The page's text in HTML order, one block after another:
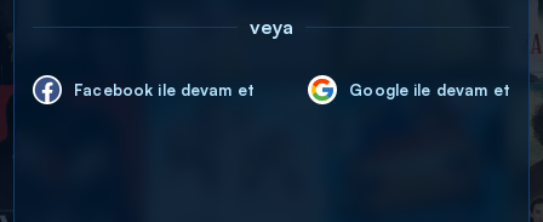
veya
Facebook ile devam et Google ile devam et